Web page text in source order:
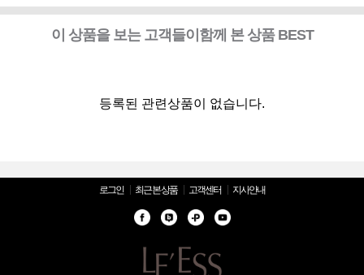
이 상품을 보는 고객들이함께 본 상품 BEST
등록된 관련상품이 없습니다.
로그인 최근 본 상품 고객센터 지사안내